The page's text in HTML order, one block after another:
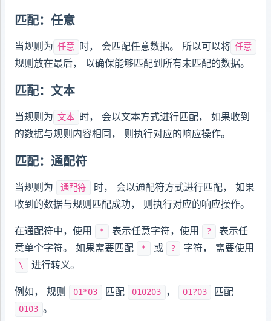
匹配：任意
当规则为 任意 时， 会匹配任意数据。 所以可以将 任意
规则放在最后， 以确保能够匹配到所有未匹配的数据。
匹配：文本
当规则为 文本 时， 会以文本方式进行匹配， 如果收到
的数据与规则内容相同， 则执行对应的响应操作。
匹配：通配符
当规则为 通配符
时， 会以通配符方式进行匹配， 如果
收到的数据与规则匹配成功， 则执行对应的响应操作。
在通配符中，使用 * 表示任意字符，使用 ?
表示任
意单个字符。 如果需要匹配
* 或 ? 字符， 需要使用
\ 进行转义。
例如， 规则 01*03 匹配 010203 ， 01?03 匹配
0103 。